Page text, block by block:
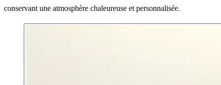
conservant une atmosphère chaleureuse et personnalisée.